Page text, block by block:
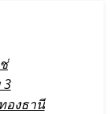
3
ทองธานี